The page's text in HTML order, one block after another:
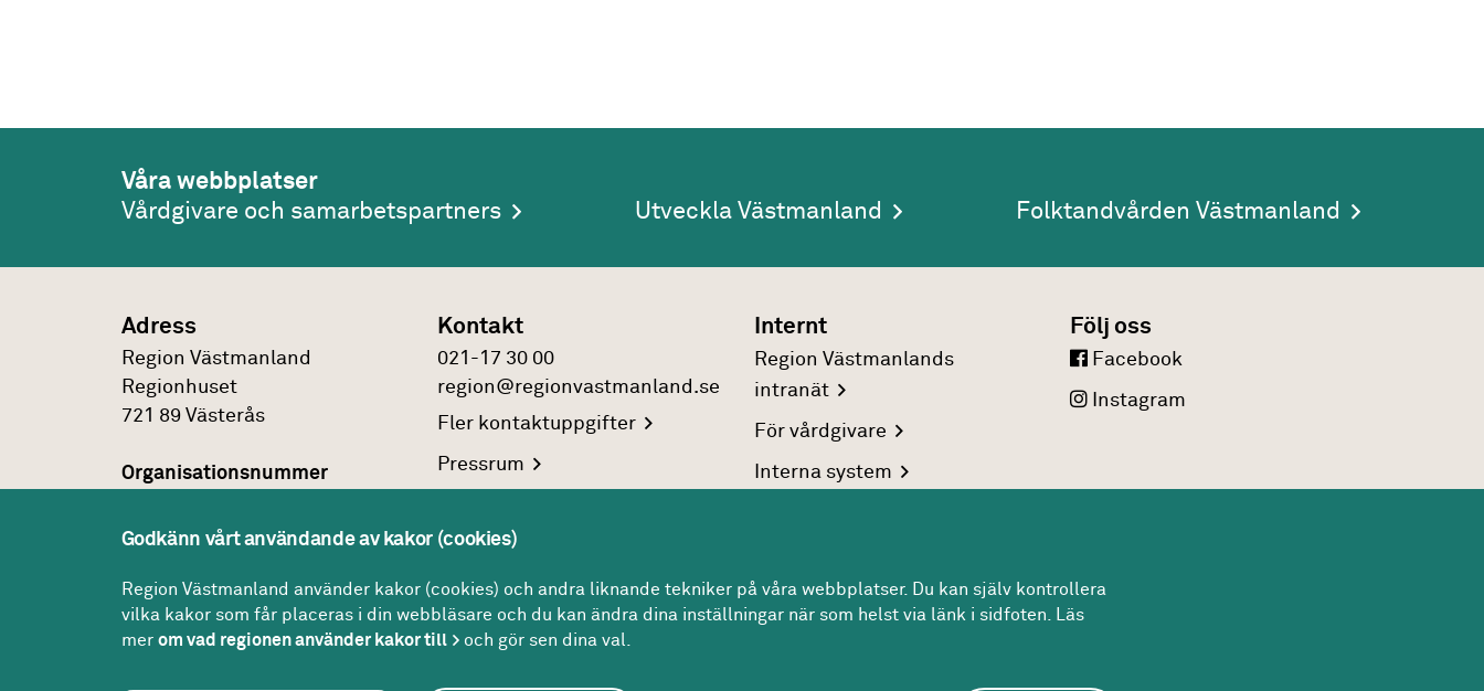
Våra webbplatser
Vårdgivare och samarbetspartners
Utveckla Västmanland Folktandvården Västmanland
Adress
Region Västmanland
Regionhuset
721 89 Västerås
Organisationsnummer
0007:2321000172
Kontakt
021-17 30 00
region@regionvastmanland.se
Fler kontaktuppgifter
Pressrum
Ompersonuppgifter
Internt
Region Västmanlands
intranät
Förvårdgivare
Internasystem
Följ oss
Facebook
Instagram
Godkänn vårt användande av kakor (cookies)
Region Västmanland använder kakor (cookies) och andra liknande tekniker på våra webbplatser. Du kan själv kontrollera
vilka kakor som får placeras i din webbläsare och du kan ändra dina inställningar när som helst via länk i sidfoten. Läs
mer om vad regionen använder kakor till och gör sen dina val.